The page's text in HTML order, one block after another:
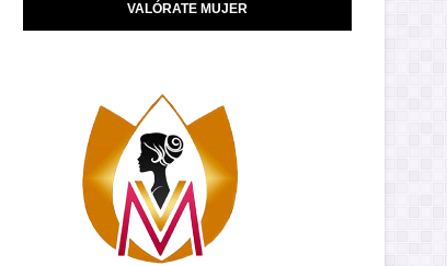
VALÓRATE MUJER